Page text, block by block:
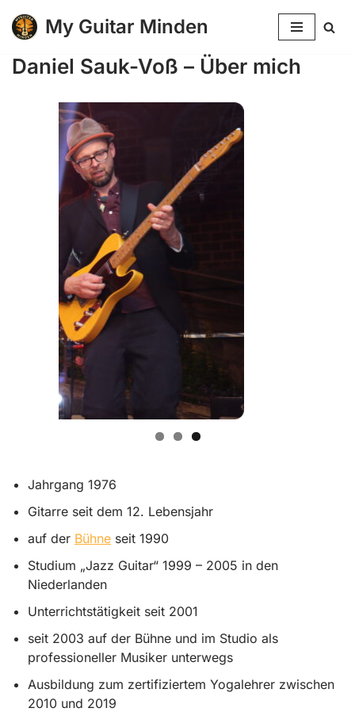
Zum
Inhalt
My Guitar Minden
Daniel Sauk-Voß – Über mich
Jahrgang 1976
Gitarre seit dem 12. Lebensjahr
auf der Bühne seit 1990
Studium „Jazz Guitar“ 1999 – 2005 in den
Niederlanden
Unterrichtstätigkeit seit 2001
seit 2003 auf der Bühne und im Studio als
professioneller Musiker unterwegs
Ausbildung zum zertifiziertem Yogalehrer zwischen
2010 und 2019